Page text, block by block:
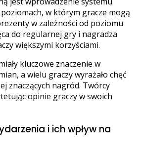
w którym gracze mogą
w zależności od poziomu
do regularnej gry i nagradza
większymi korzyściami.
kluczowe znaczenie w
a wielu graczy wyrażało chęć
znaczących nagród. Twórcy
opinie graczy w swoich
i ich wpływ na